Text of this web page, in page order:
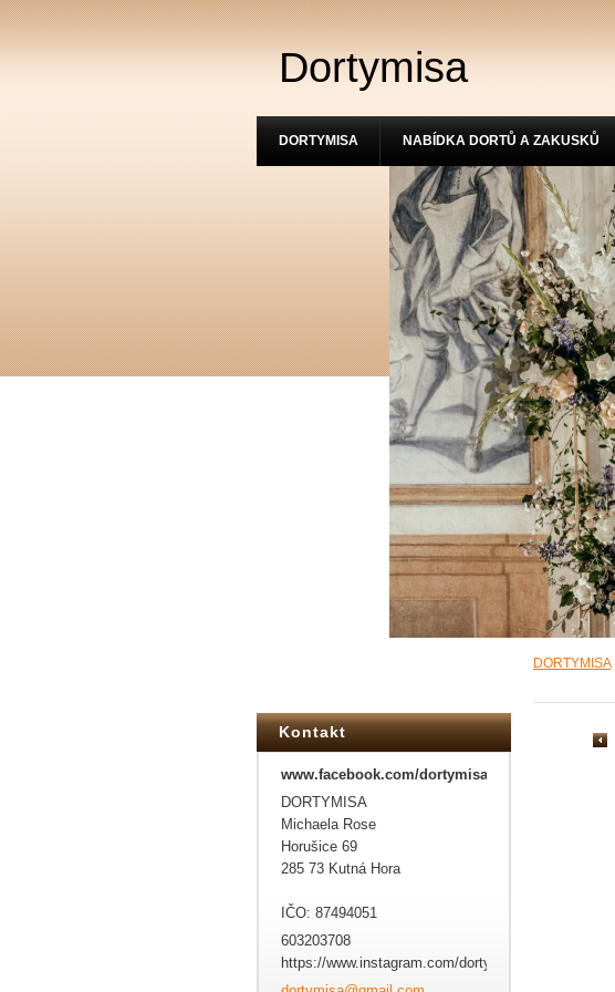
Dortymisa
DORTYMISA
Kontakt
www.facebook.com/dortymisa
DORTYMISA
Michaela Rose
Horušice 69
285 73 Kutná Hora
IČO: 87494051
603203708
https://www.instagram.com/dortymisa/
DORTYMISA NABÍDKA DORTŮ A ZAKUSKŮ